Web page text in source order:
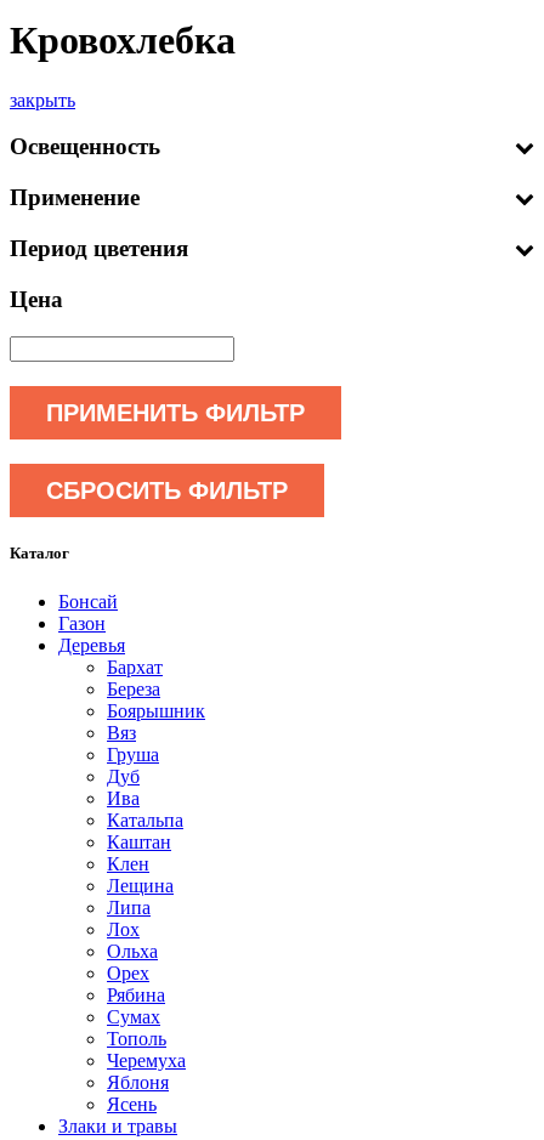
Кровохлебка
закрыть
Освещенность
Применение
Период цветения
Цена
ПРИМЕНИТЬ ФИЛЬТР
СБРОСИТЬ ФИЛЬТР
Каталог
Бонсай
Газон
Деревья
Бархат
Береза
Боярышник
Вяз
Груша
Дуб
Ива
Катальпа
Каштан
Клен
Лещина
Липа
Лох
Ольха
Орех
Рябина
Сумах
Тополь
Черемуха
Яблоня
Ясень
Злаки и травы